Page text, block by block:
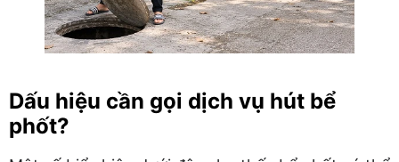
Dấu hiệu cần gọi dịch vụ hút bể
phốt?